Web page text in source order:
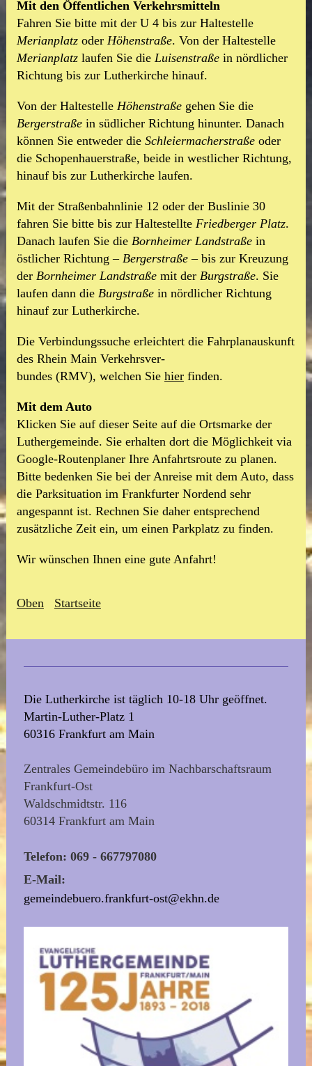
Mit den Öffentlichen Verkehrsmitteln
Fahren Sie bitte mit der U 4 bis zur Haltestelle
Merianplatzoder Höhenstraße. Von der Haltestelle
Merianplatzlaufen Sie die Luisenstraßein nördlicher
Richtung bis zur Lutherkirche hinauf.
Von der Haltestelle Höhenstraßegehen Sie die
Bergerstraßein südlicher Richtung hinunter. Danach
können Sie entweder die Schleiermacherstraßeoder
die Schopenhauerstraße, beide in westlicher Richtung,
hinauf bis zur Lutherkirche laufen.
Mit der Straßenbahnlinie 12 oder der Buslinie 30
fahren Sie bitte bis zur Haltestellte Friedberger Platz.
Danach laufen Sie die Bornheimer Landstraßein
östlicher Richtung – Bergerstraße– bis zur Kreuzung
der Bornheimer Landstraßemit der Burgstraße. Sie
laufen dann die Burgstraßein nördlicher Richtung
hinauf zur Lutherkirche.
Die Verbindungssuche erleichtert die Fahrplanauskunft
des Rhein Main Verkehrsver-
bundes (RMV), welchen Sie hier finden.
Mit dem Auto
Klicken Sie auf dieser Seite auf die Ortsmarke der
Luthergemeinde. Sie erhalten dort die Möglichkeit via
Google-Routenplaner Ihre Anfahrtsroute zu planen.
Bitte bedenken Sie bei der Anreise mit dem Auto, dass
die Parksituation im Frankfurter Nordend sehr
angespannt ist. Rechnen Sie daher entsprechend
zusätzliche Zeit ein, um einen Parkplatz zu finden.
Wir wünschen Ihnen eine gute Anfahrt!
Oben Startseite
Die Lutherkirche ist täglich 10-18 Uhr geöffnet.
Martin-Luther-Platz 1
60316 Frankfurt am Main
Zentrales Gemeindebüro im Nachbarschaftsraum
Frankfurt-Ost
Waldschmidtstr. 116
60314 Frankfurt am Main
Telefon: 069 - 667797080
E-Mail:
gemeindebuero.frankfurt-ost@ekhn.de